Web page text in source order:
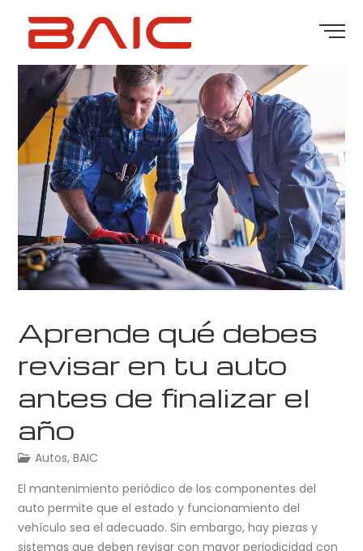
Aprende qué debes
revisar en tu auto
antes de finalizar el
año
Autos,BAIC
El mantenimiento periódico de los componentes del
auto permite que el estado y funcionamiento del
vehículo sea el adecuado. Sin embargo, hay piezas y
sistemas que deben revisar con mayor periodicidad con